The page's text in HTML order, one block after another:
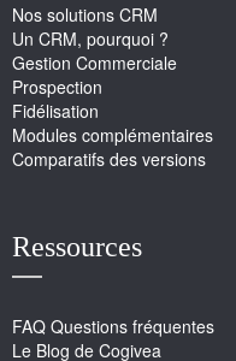
Nos solutions CRM
Un CRM, pourquoi ?
Gestion Commerciale
Prospection
Fidélisation
Modules complémentaires
Comparatifs des versions
Ressources
FAQ Questions fréquentes
Le Blog de Cogivea